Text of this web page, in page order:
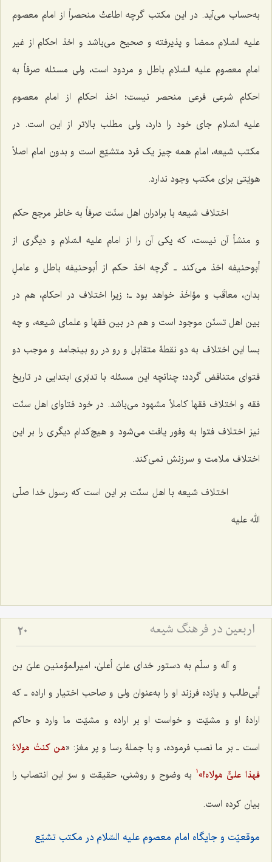
به‌حساب می‌آید. در این مکتب گرچه اطاعتْ منحصراً از امام معصوم
علیه السّلام ممضا و پذیرفته و صحیح می‌باشد و اخذ احکام از غیر
امام معصوم علیه السّلام باطل و مردود است، ولی مسئله صرفاً به
احکام شرعی فرعی منحصر نیست؛ اخذ احکام از امام معصوم
علیه السّلام جای خود را دارد، ولی مطلب بالاتر از این است. در
مکتب شیعه، امام همه چیز یک فرد متشیّع است و بدون امام اصلاً
هویّتی برای مکتب وجود ندارد.
اختلاف شیعه با برادران اهل سنّت صرفاً به خاطر مرجع حکم
و منشأِ آن نیست، که یکی آن را از امام علیه السّلام و دیگری از
أبوحنیفه اخذ می‌کند ـ گرچه اخذ حکم از أبوحنیفه باطل و عاملِ
بدان، معاقَب و مؤاخَذ خواهد بود ـ؛ زیرا اختلاف در احکام، هم در
بین اهل تسنّن موجود است و هم در بین فقها و علمای‌ شیعه، و چه
بسا این اختلاف به دو نقطۀ متقابل و رو در رو بینجامد و موجب دو
فتوای متناقض گردد؛ چنانچه این مسئله با تدبّری ابتدایی در تاریخ
فقه و اختلاف فقها کاملاً مشهود می‌باشد. در خود فتاوای اهل سنّت
نیز اختلاف فتوا به وفور یافت می‌شود و هیچ‌کدام دیگری را بر این
اختلاف ملامت و سرزنش نمی‌کند.
اختلاف شیعه با اهل سنّت بر این است که رسول خدا صلّی
الله علیه
اربعین در فرهنگ شیعه 20
و آله و سلّم به دستور خدای علیّ أعلیٰ، امیرالمؤمنین علیّ بن
أبی‌طالب و یازده فرزند او را به‌عنوان ولی و صاحب اختیار و اراده ـ که
ارادۀ‌ او و مشیّت و خواست او بر اراده و مشیّت ما وارد و حاکم
است ـ بر ما نصب فرموده، و با جملۀ رسا و پر مغز: «مَن کنتُ مَولاهُ
فهذا علیٌّ مَولاه!»
1
به وضوح و روشنی، حقیقت و سرّ این انتصاب را
بیان کرده است.
موقعیّت و جایگاه امام معصوم علیه السّلام در مکتب تشیّع